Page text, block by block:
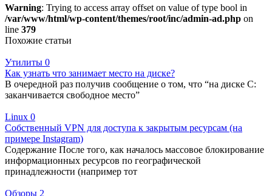
Warning: Trying to access array offset on value of type bool in
/var/www/html/wp-content/themes/root/inc/admin-ad.php on
line 379
Похожие статьи
Утилиты 0
Как узнать что занимает место на диске?
В очередной раз получив сообщение о том, что “на диске C:
заканчивается свободное место”
Linux 0
Собственный VPN для доступа к закрытым ресурсам (на
примере Instagram)
Содержание После того, как началось массовое блокирование
информационных ресурсов по географической
принадлежности (например тот
Обзоры 2